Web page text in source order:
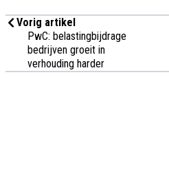
Vorig artikel
PwC: belastingbijdrage
bedrijven groeit in
verhouding harder